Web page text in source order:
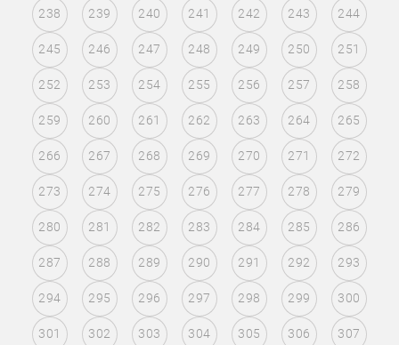
238 239 240 241 242 243 244
245 246 247 248 249 250 251
252 253 254 255 256 257 258
259 260 261 262 263 264 265
266 267 268 269 270 271 272
273 274 275 276 277 278 279
280 281 282 283 284 285 286
287 288 289 290 291 292 293
294 295 296 297 298 299 300
301 302 303 304 305 306 307